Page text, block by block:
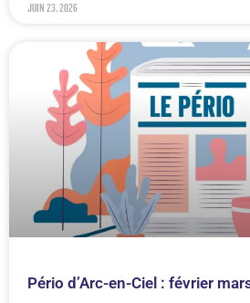
juin 23, 2026
Pério d’Arc-en-Ciel : février